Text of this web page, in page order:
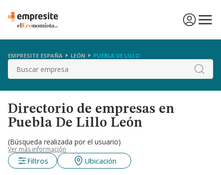
EMPRESITE ESPAÑA LEÓN PUEBLA DE LILLO
Buscar
Directorio de empresas en
Puebla De Lillo León
(Búsqueda realizada por el usuario)
Ver más información
Filtros Ubicación